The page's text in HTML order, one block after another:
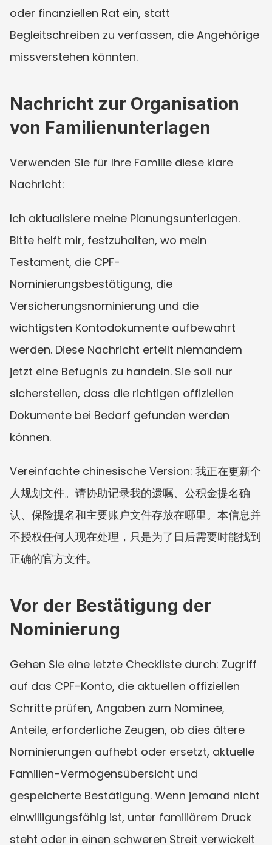
oder finanziellen Rat ein, statt
Begleitschreiben zu verfassen, die Angehörige
missverstehen könnten.
Nachricht zur Organisation
von Familienunterlagen
Verwenden Sie für Ihre Familie diese klare
Nachricht:
Ich aktualisiere meine Planungsunterlagen.
Bitte helft mir, festzuhalten, wo mein
Testament, die CPF-
Nominierungsbestätigung, die
Versicherungsnominierung und die
wichtigsten Kontodokumente aufbewahrt
werden. Diese Nachricht erteilt niemandem
jetzt eine Befugnis zu handeln. Sie soll nur
sicherstellen, dass die richtigen offiziellen
Dokumente bei Bedarf gefunden werden
können.
Vereinfachte chinesische Version: 我正在更新个
人规划文件。请协助记录我的遗嘱、公积金提名确
认、保险提名和主要账户文件存放在哪里。本信息并
不授权任何人现在处理，只是为了日后需要时能找到
正确的官方文件。
Vor der Bestätigung der
Nominierung
Gehen Sie eine letzte Checkliste durch: Zugriff
auf das CPF-Konto, die aktuellen offiziellen
Schritte prüfen, Angaben zum Nominee,
Anteile, erforderliche Zeugen, ob dies ältere
Nominierungen aufhebt oder ersetzt, aktuelle
Familien-Vermögensübersicht und
gespeicherte Bestätigung. Wenn jemand nicht
einwilligungsfähig ist, unter familiärem Druck
steht oder in einen schweren Streit verwickelt